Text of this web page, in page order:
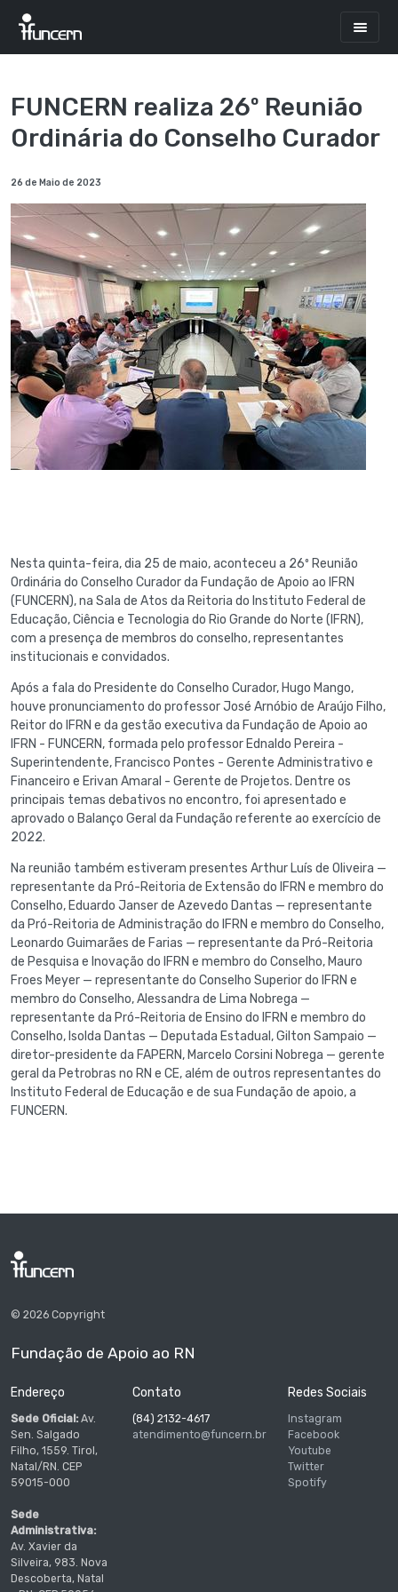
FUNCERN realiza 26º Reunião
Ordinária do Conselho Curador
26 de Maio de 2023
Nesta quinta-feira, dia 25 de maio, aconteceu a 26º Reunião
Ordinária do Conselho Curador da Fundação de Apoio ao IFRN
(FUNCERN), na Sala de Atos da Reitoria do Instituto Federal de
Educação, Ciência e Tecnologia do Rio Grande do Norte (IFRN),
com a presença de membros do conselho, representantes
institucionais e convidados.
Após a fala do Presidente do Conselho Curador, Hugo Mango,
houve pronunciamento do professor José Arnóbio de Araújo Filho,
Reitor do IFRN e da gestão executiva da Fundação de Apoio ao
IFRN - FUNCERN, formada pelo professor Ednaldo Pereira -
Superintendente, Francisco Pontes - Gerente Administrativo e
Financeiro e Erivan Amaral - Gerente de Projetos. Dentre os
principais temas debativos no encontro, foi apresentado e
aprovado o Balanço Geral da Fundação referente ao exercício de
2022.
Na reunião também estiveram presentes Arthur Luís de Oliveira —
representante da Pró-Reitoria de Extensão do IFRN e membro do
Conselho, Eduardo Janser de Azevedo Dantas — representante
da Pró-Reitoria de Administração do IFRN e membro do Conselho,
Leonardo Guimarães de Farias — representante da Pró-Reitoria
de Pesquisa e Inovação do IFRN e membro do Conselho, Mauro
Froes Meyer — representante do Conselho Superior do IFRN e
membro do Conselho, Alessandra de Lima Nobrega —
representante da Pró-Reitoria de Ensino do IFRN e membro do
Conselho, Isolda Dantas — Deputada Estadual, Gilton Sampaio —
diretor-presidente da FAPERN, Marcelo Corsini Nobrega — gerente
geral da Petrobras no RN e CE, além de outros representantes do
Instituto Federal de Educação e de sua Fundação de apoio, a
FUNCERN.
© 2026 Copyright
Fundação de Apoio ao RN
Endereço
Sede Oficial: Av.
Sen. Salgado
Filho, 1559. Tirol,
Natal/RN. CEP
59015-000
Sede
Administrativa:
Av. Xavier da
Silveira, 983. Nova
Descoberta, Natal
Contato
(84) 2132-4617
atendimento@funcern.br
Redes Sociais
Instagram
Facebook
Youtube
Twitter
Spotify